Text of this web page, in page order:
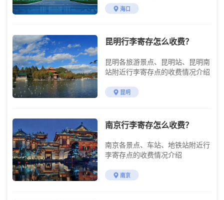
费标准介绍
海口
昆明行李寄存怎么收费？
昆明各旅游景点、昆明站、昆明南
站附近行李寄存点的收费情况介绍
昆明
南京行李寄存怎么收费？
南京各景点、车站、地铁站附近行
李寄存点的收费情况介绍
南京